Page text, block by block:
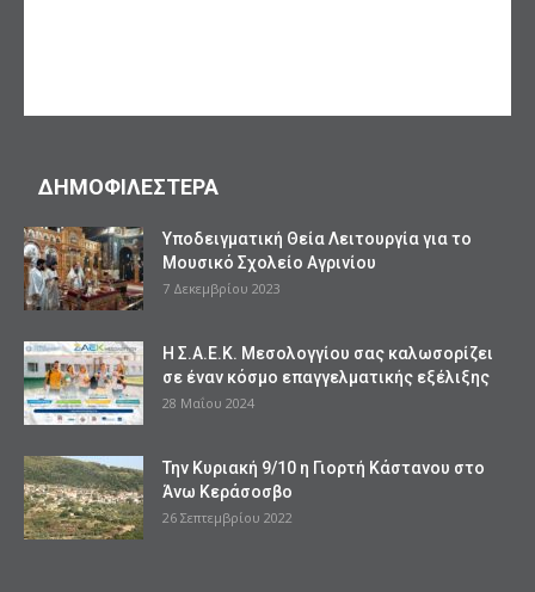
ΔΗΜΟΦΙΛΕΣΤΕΡΑ
Υποδειγματική Θεία Λειτουργία για το
Μουσικό Σχολείο Αγρινίου
7 Δεκεμβρίου 2023
Η Σ.Α.Ε.Κ. Μεσολογγίου σας καλωσορίζει
σε έναν κόσμο επαγγελματικής εξέλιξης
28 Μαΐου 2024
Την Κυριακή 9/10 η Γιορτή Κάστανου στο
Άνω Κεράσοσβο
26 Σεπτεμβρίου 2022